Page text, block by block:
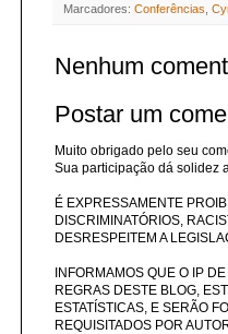
Marcadores: Conferências
Nenhum
Postar um
Muito obrigado pelo seu
Sua participação dá solidez
É EXPRESSAMENTE
DISCRIMINATÓRIOS,
DESRESPEITEM A
INFORMAMOS QUE O IP
REGRAS DESTE BLOG,
ESTATÍSTICAS, E SERÃO
REQUISITADOS POR